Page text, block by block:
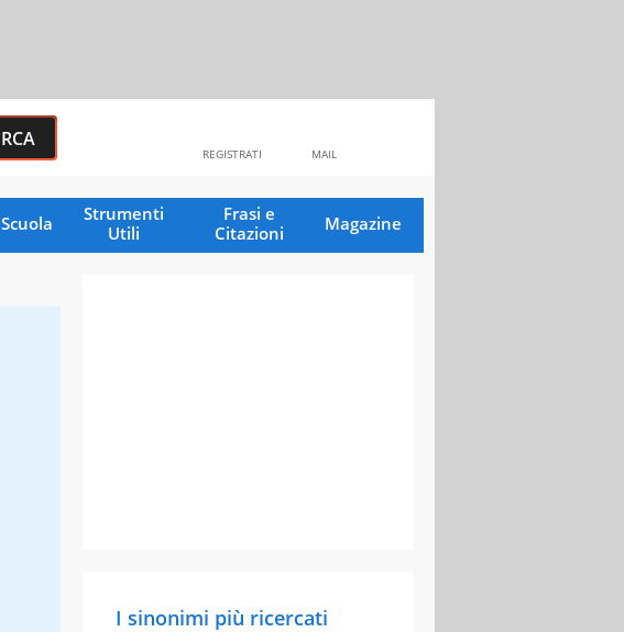
MAIL
REGISTRATI
Scuola
Strumenti
Utili
Frasi e
Citazioni
Magazine
I sinonimi più ricercati